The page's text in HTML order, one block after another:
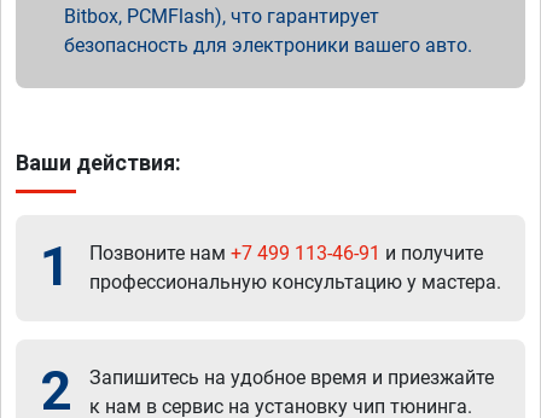
Bitbox, PCMFlash), что гарантирует
безопасность для электроники вашего авто.
Ваши действия:
1 Позвоните нам +7 499 113-46-91 и получите
профессиональную консультацию у мастера.
2
Запишитесь на удобное время и приезжайте
к нам в сервис на установку чип тюнинга.